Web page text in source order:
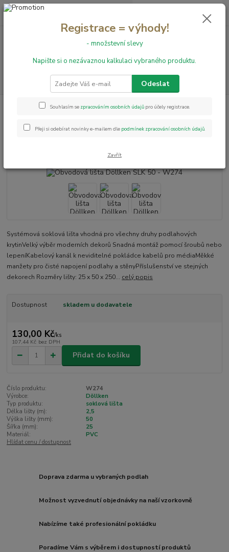
+420 731 199 591 0,00 Kč
Obvodové lišty Obvodová lišta Döllken SLK 50 - W274
Obvodová lišta Döllken SLK 50 -
Systémová soklová lišta vhodná pro všechny druhy podlahových
krytinVelký výběr moderních dekorů Snadná montáž pomocí šroubů nebo
lepeníKabelový kanál k neviditelné pokládce kabelů pro médiaMěkké
manžety pro čisté napojení podlahy a stěnyPříslušenství ve stejných
dekorech Rozměry lišty: 25 x 50 x 250... celý popis
Dostupnost skladem u dodavatele
130,00 Kč/ks
107,44 Kč bez DPH
Přidat do košíku
Číslo produktu:
W274
Výrobce:
Döllken
Typ produktu:
soklová lišta
Délka lišty (m):
2,5
Výška lišty (mm):
50
Šířka (mm):
25
Materiál:
PVC
Hlídat cenu / dostupnost
Doprava zdarma u vybraných podlah
Možnost vyzvednutí objednávky na naší vzorkovně
Nabízíme také profesionální pokládku
Poradíme Vám s výběrem i dostupností produktů
Registrace = výhody!
- množstevní slevy
Napište si o nezávaznou kalkulaci vybraného produktu.
Odeslat
Souhlasím se zpracováním osobních údajů pro účely registrace.
Přeji si odebírat novinky e-mailem dle podmínek zpracování osobních údajů.
Zavřít